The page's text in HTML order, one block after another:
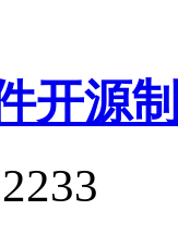
开源